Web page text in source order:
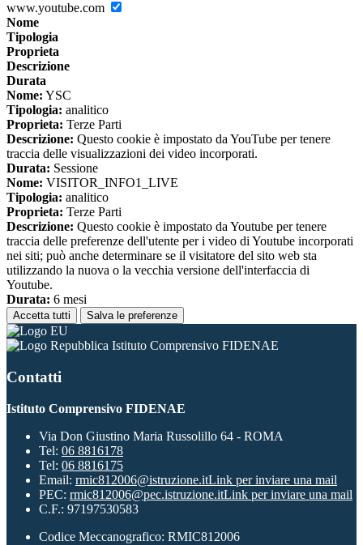
www.youtube.com
Nome
Tipologia
Proprieta
Descrizione
Durata
Nome: YSC
Tipologia: analitico
Proprieta: Terze Parti
Descrizione: Questo cookie è impostato da YouTube per tenere
traccia delle visualizzazioni dei video incorporati.
Durata: Sessione
Nome: VISITOR_INFO1_LIVE
Tipologia: analitico
Proprieta: Terze Parti
Descrizione: Questo cookie è impostato da Youtube per tenere
traccia delle preferenze dell'utente per i video di Youtube incorporati
nei siti; può anche determinare se il visitatore del sito web sta
utilizzando la nuova o la vecchia versione dell'interfaccia di
Youtube.
Durata: 6 mesi
Accetta tutti Salva le preferenze
Istituto Comprensivo FIDENAE
Contatti
Istituto Comprensivo FIDENAE
Via Don Giustino Maria Russolillo 64 - ROMA
Tel: 06 8816178
Tel: 06 8816175
Email: rmic812006@istruzione.itLink per inviare una mail
PEC: rmic812006@pec.istruzione.itLink per inviare una mail
C.F.: 97197530583
Codice Meccanografico: RMIC812006